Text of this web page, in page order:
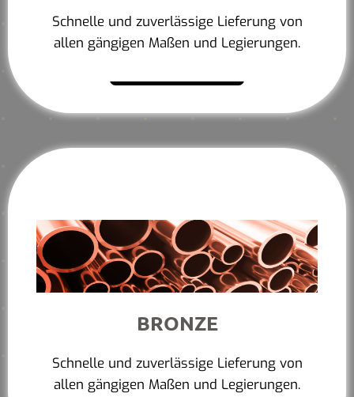
Schnelle und zuverlässige Lieferung von
allen gängigen Maßen und Legierungen.
BRONZE
Schnelle und zuverlässige Lieferung von
allen gängigen Maßen und Legierungen.